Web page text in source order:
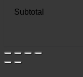
Subtotal